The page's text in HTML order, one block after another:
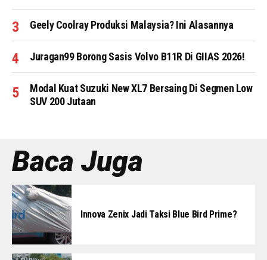
Geely Coolray Produksi Malaysia? Ini Alasannya
Juragan99 Borong Sasis Volvo B11R Di GIIAS 2026!
Modal Kuat Suzuki New XL7 Bersaing Di Segmen Low
SUV 200 Jutaan
Baca Juga
Innova Zenix Jadi Taksi Blue Bird Prime?